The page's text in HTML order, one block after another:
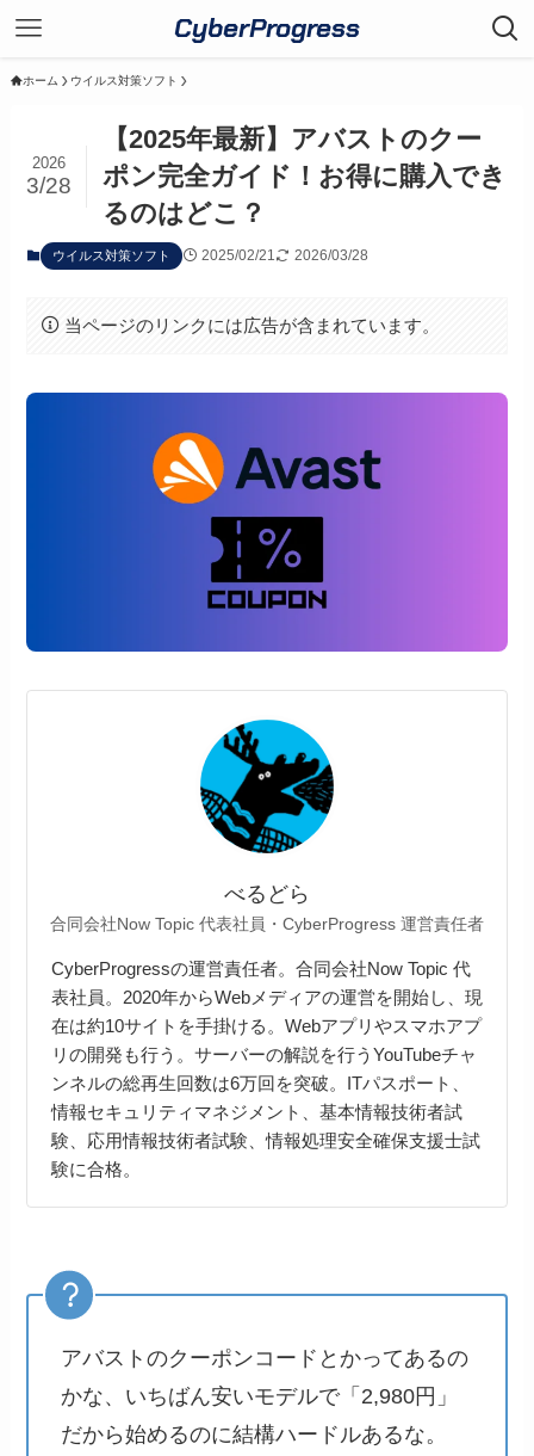
CyberProgress
ホーム ウイルス対策ソフト
【2025年最新】アバストのクー
ポン完全ガイド！お得に購入でき
るのはどこ？
2026
3/28
ウイルス対策ソフト 2025/02/21 2026/03/28
当ページのリンクには広告が含まれています。
べるどら
合同会社Now Topic 代表社員・CyberProgress 運営責任者
CyberProgressの運営責任者。合同会社Now Topic 代
表社員。2020年からWebメディアの運営を開始し、現
在は約10サイトを手掛ける。Webアプリやスマホアプ
リの開発も行う。サーバーの解説を行うYouTubeチャ
ンネルの総再生回数は6万回を突破。ITパスポート、
情報セキュリティマネジメント、基本情報技術者試
験、応用情報技術者試験、情報処理安全確保支援士試
験に合格。
アバストのクーポンコードとかってあるの
かな、いちばん安いモデルで「2,980円」
だから始めるのに結構ハードルあるな。